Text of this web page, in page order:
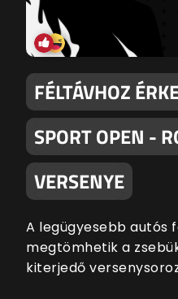
FÉLTÁVHOZ
SPORT OPEN -
VERSENYE
A legügyesebb autós
megtömhetik a
kiterjedő